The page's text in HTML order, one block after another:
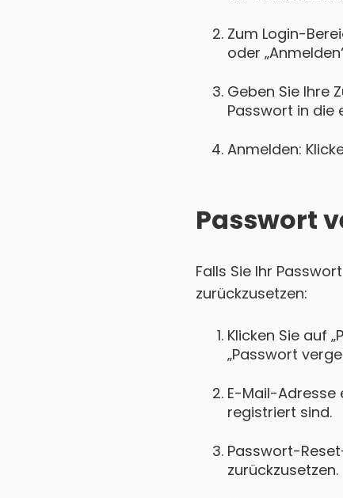
Zum Login-
oder
Geben Sie Ihre
Passwort in die
Anmelden:
Passwort
Falls Sie Ihr
zurückzusetzen:
Klicken Sie auf
„Passwort
E-Mail-Adresse
registriert sind.
Passwort-
zurückzusetzen.